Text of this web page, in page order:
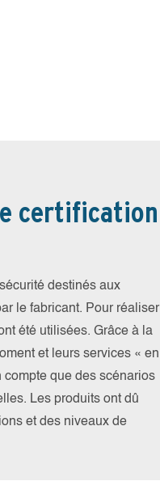
certification
destinés aux
le fabricant. Pour réaliser
été utilisées. Grâce à la
et leurs services « en
compte que des scénarios
Les produits ont dû
et des niveaux de